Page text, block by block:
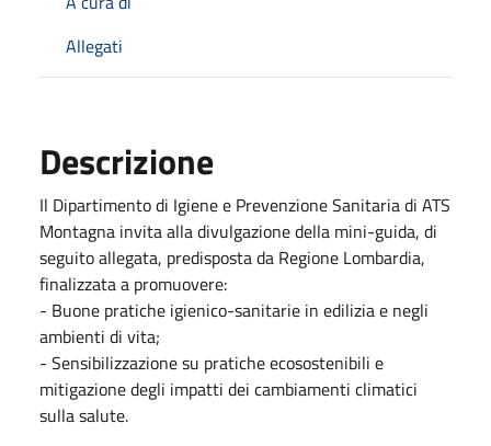
Allegati
Descrizione
Il Dipartimento di Igiene e Prevenzione Sanitaria di ATS
Montagna invita alla divulgazione della mini-guida, di
seguito allegata, predisposta da Regione Lombardia,
finalizzata a promuovere:
- Buone pratiche igienico-sanitarie in edilizia e negli
ambienti di vita;
- Sensibilizzazione su pratiche ecosostenibili e
mitigazione degli impatti dei cambiamenti climatici
sulla salute.